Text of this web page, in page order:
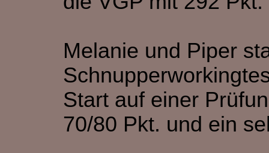
Melanie und Piper
Start auf einer
70/80 Pkt. und ein